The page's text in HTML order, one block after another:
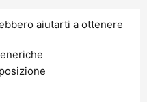
aiutarti a ottenere